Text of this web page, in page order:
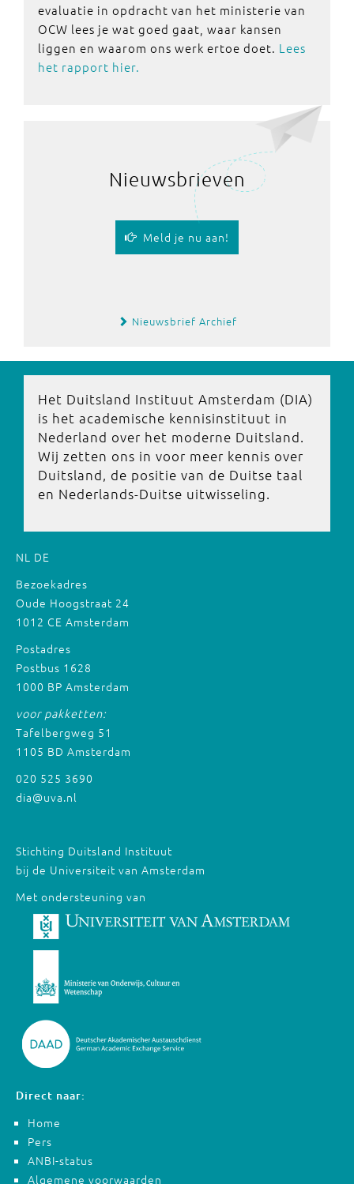
evaluatie in opdracht van het ministerie van
OCW lees je wat goed gaat, waar kansen
liggen en waarom ons werk ertoe doet. Lees
het rapport hier.
Nieuwsbrieven
Meld je nu aan!
Nieuwsbrief Archief
Het Duitsland Instituut Amsterdam (DIA)
is het academische kennisinstituut in
Nederland over het moderne Duitsland.
Wij zetten ons in voor meer kennis over
Duitsland, de positie van de Duitse taal
en Nederlands-Duitse uitwisseling.
NL DE
Bezoekadres
Oude Hoogstraat 24
1012 CE Amsterdam
Postadres
Postbus 1628
1000 BP Amsterdam
voor pakketten:
Tafelbergweg 51
1105 BD Amsterdam
020 525 3690
dia@uva.nl
Stichting Duitsland Instituut
bij de Universiteit van Amsterdam
Met ondersteuning van
Direct naar:
Home
Pers
ANBI-status
Algemene voorwaarden